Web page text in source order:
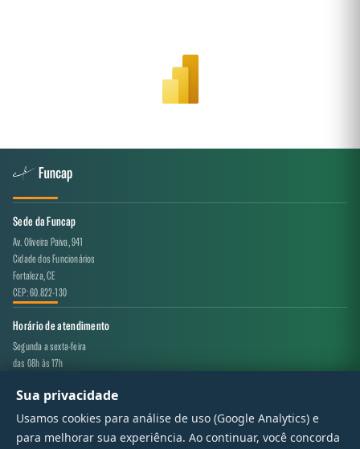
Sede da Funcap
Av. Oliveira Paiva, 941
Cidade dos Funcionários
Fortaleza, CE
CEP: 60.822-130
Horário de atendimento
Segunda a sexta-feira
das 08h às 17h
Canal de atendimento
projeto.avaliacao@funcap.ce.gov.br
Sua privacidade
Usamos cookies para análise de uso (Google Analytics) e
para melhorar sua experiência. Ao continuar, você concorda